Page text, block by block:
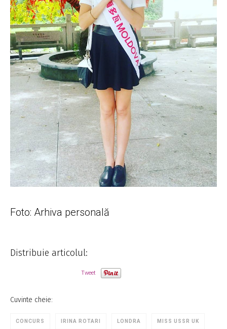
Foto: Arhiva personală
Distribuie articolul:
Tweet
Cuvinte cheie:
CONCURS IRINA ROTARI LONDRA MISS USSR UK